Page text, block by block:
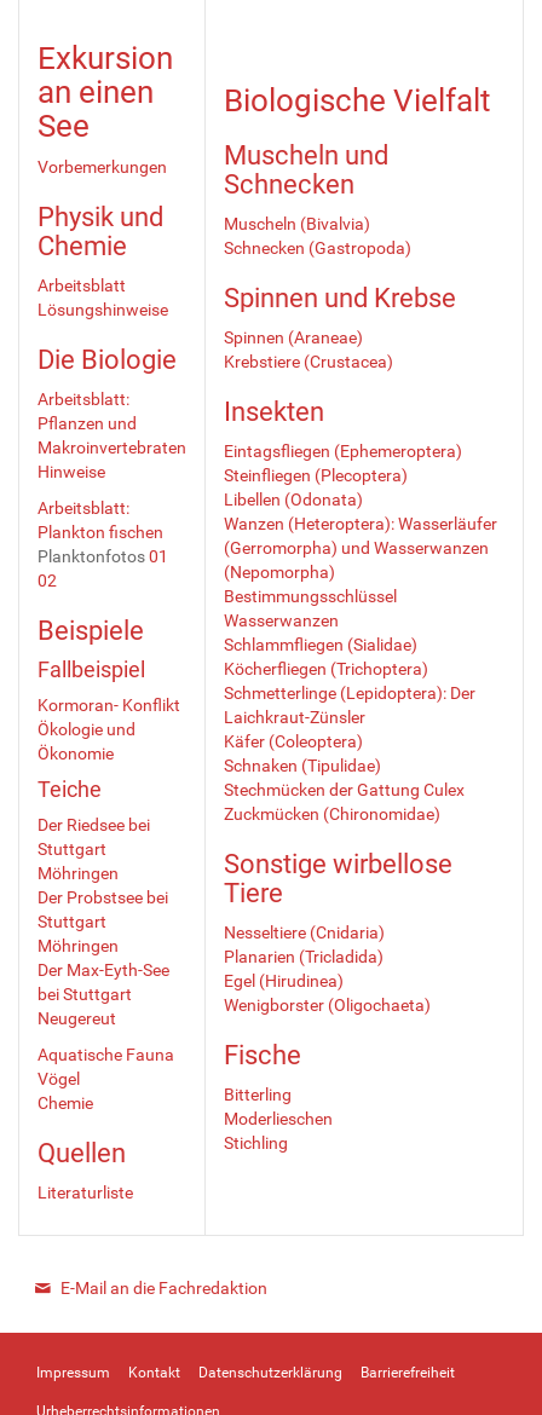
Exkursion
an einen
See
Vorbemerkungen
Physik und
Chemie
Arbeitsblatt
Lösungshinweise
Die Biologie
Arbeitsblatt:
Pflanzen und
Makroinvertebraten
Hinweise
Arbeitsblatt:
Plankton fischen
Planktonfotos01
02
Beispiele
Fallbeispiel
Kormoran- Konflikt
Ökologie und
Ökonomie
Teiche
Der Riedsee bei
Stuttgart
Möhringen
Der Probstsee bei
Stuttgart
Möhringen
Der Max-Eyth-See
bei Stuttgart
Neugereut
Aquatische Fauna
Vögel
Chemie
Quellen
Literaturliste
Biologische Vielfalt
Muscheln und
Schnecken
Muscheln (Bivalvia)
Schnecken (Gastropoda)
Spinnen und Krebse
Spinnen (Araneae)
Krebstiere (Crustacea)
Insekten
Eintagsfliegen (Ephemeroptera)
Steinfliegen (Plecoptera)
Libellen (Odonata)
Wanzen (Heteroptera): Wasserläufer
(Gerromorpha) und Wasserwanzen
(Nepomorpha)
Bestimmungsschlüssel
Wasserwanzen
Schlammfliegen (Sialidae)
Köcherfliegen (Trichoptera)
Schmetterlinge (Lepidoptera): Der
Laichkraut-Zünsler
Käfer (Coleoptera)
Schnaken (Tipulidae)
Stechmücken der Gattung Culex
Zuckmücken (Chironomidae)
Sonstige wirbellose
Tiere
Nesseltiere (Cnidaria)
Planarien (Tricladida)
Egel (Hirudinea)
Wenigborster (Oligochaeta)
Fische
Bitterling
Moderlieschen
Stichling
E-Mail an die Fachredaktion
Impressum Kontakt Datenschutzerklärung Barrierefreiheit
Urheberrechtsinformationen